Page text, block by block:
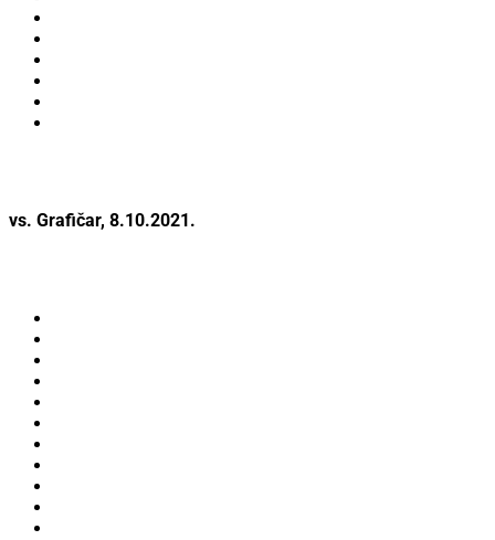
vs. Grafičar, 8.10.2021.